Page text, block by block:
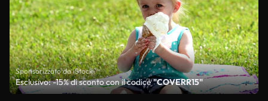
Sponsorizzato da iStock
Esclusivo: -15% di sconto con il codice"COVERR15"